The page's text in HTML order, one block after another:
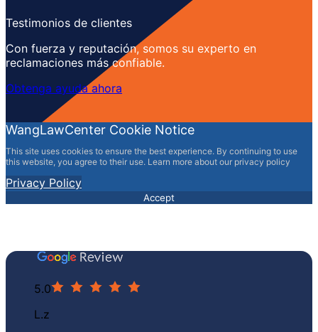
Testimonios de clientes
Con fuerza y ​​reputación, somos su experto en
reclamaciones más confiable.
Obtenga ayuda ahora
WangLawCenter Cookie Notice
This site uses cookies to ensure the best experience. By continuing to use
this website, you agree to their use. Learn more about our privacy policy
Privacy Policy
Accept
5.0
L.z